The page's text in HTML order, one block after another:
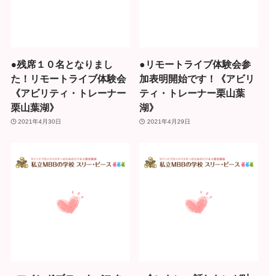
●残席１０名となりまし
た！リモートライブ体験会
《アビリティ・トレーナー
栗山葉湖》
2021年4月30日
●リモートライブ体験会参
加表明開始です！《アビリ
ティ・トレーナー栗山葉
湖》
2021年4月29日